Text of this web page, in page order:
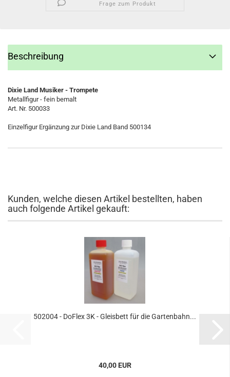
Frage zum Produkt
Beschreibung
Dixie Land Musiker - Trompete
Metallfigur - fein bemalt
Art. Nr. 500033
Einzelfigur Ergänzung zur Dixie Land Band 500134
Kunden, welche diesen Artikel bestellten, haben
auch folgende Artikel gekauft:
502004 - DoFlex 3K - Gleisbett für die Gartenbahn...
40,00 EUR